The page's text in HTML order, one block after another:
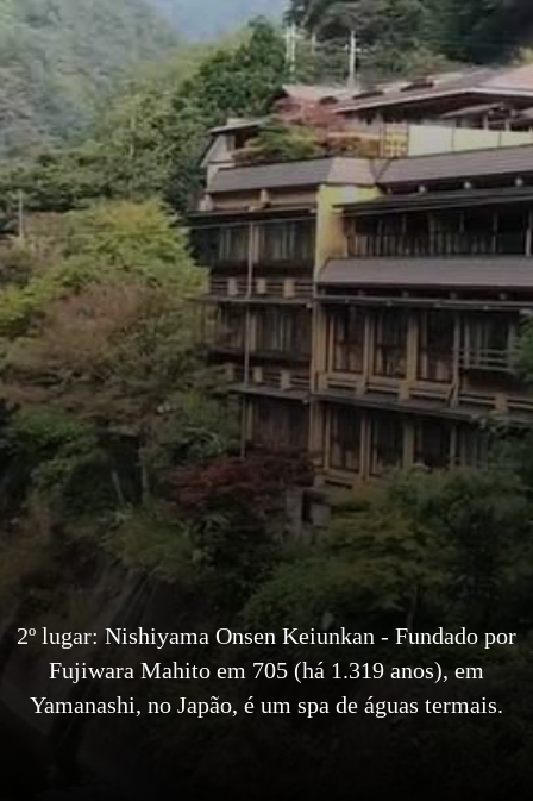
2º lugar: Nishiyama Onsen Keiunkan - Fundado por
Fujiwara Mahito em 705 (há 1.319 anos), em
Yamanashi, no Japão, é um spa de águas termais.